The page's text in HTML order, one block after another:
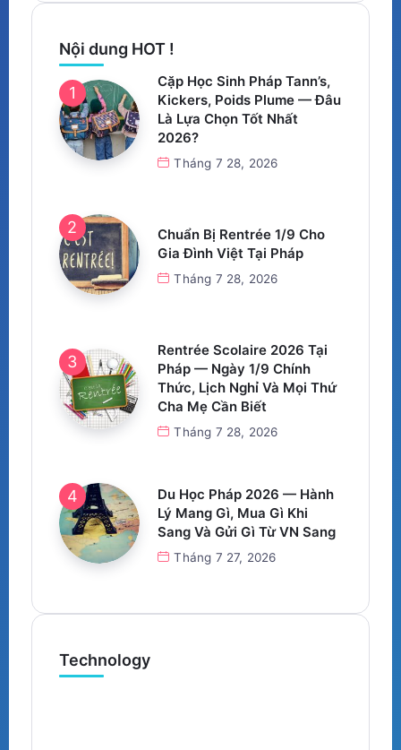
Nội dung HOT !
Cặp Học Sinh Pháp Tann’s,
Kickers, Poids Plume — Đâu
Là Lựa Chọn Tốt Nhất
2026?
Tháng 7 28, 2026
Chuẩn Bị Rentrée 1/9 Cho
Gia Đình Việt Tại Pháp
Tháng 7 28, 2026
Rentrée Scolaire 2026 Tại
Pháp — Ngày 1/9 Chính
Thức, Lịch Nghỉ Và Mọi Thứ
Cha Mẹ Cần Biết
Tháng 7 28, 2026
Du Học Pháp 2026 — Hành
Lý Mang Gì, Mua Gì Khi
Sang Và Gửi Gì Từ VN Sang
Tháng 7 27, 2026
Technology